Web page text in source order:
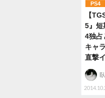
PS4
【
5』短
4独占
キャ
直撃